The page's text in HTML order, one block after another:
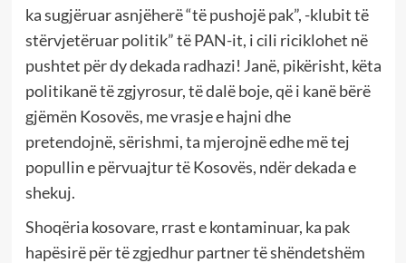
ka sugjëruar asnjëherë “të pushojë pak”, -klubit të
stërvjetëruar politik” të PAN-it, i cili riciklohet në
pushtet për dy dekada radhazi! Janë, pikërisht, këta
politikanë të zgjyrosur, të dalë boje, që i kanë bërë
gjëmën Kosovës, me vrasje e hajni dhe
pretendojnë, sërishmi, ta mjerojnë edhe më tej
popullin e përvuajtur të Kosovës, ndër dekada e
shekuj.
Shoqëria kosovare, rrast e kontaminuar, ka pak
hapësirë për të zgjedhur partner të shëndetshëm